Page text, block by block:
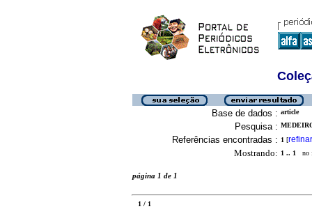
Base de dados : article
Pesquisa :
Referências encontradas : 1 [refinar
Mostrando: 1 .. 1 no
página 1 de 1
1 / 1